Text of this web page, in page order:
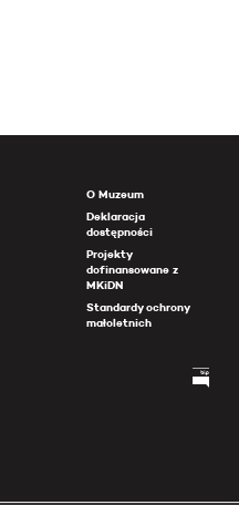
O Muzeum
Deklaracja
dostępności
Projekty
dofinansowane z
MKiDN
Standardy ochrony
małoletnich